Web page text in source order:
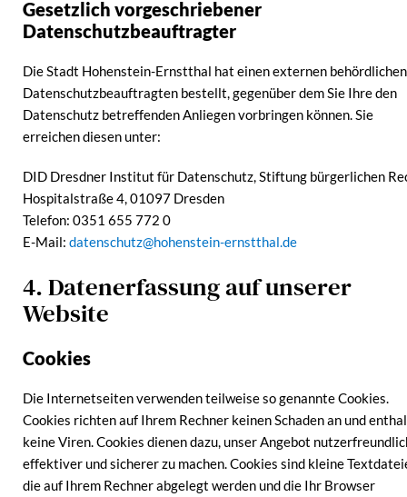
Gesetzlich vorgeschriebener
Datenschutzbeauftragter
Die Stadt Hohenstein-Ernstthal hat einen externen behördlichen
Datenschutzbeauftragten bestellt, gegenüber dem Sie Ihre den
Datenschutz betreffenden Anliegen vorbringen können. Sie
erreichen diesen unter:
DID Dresdner Institut für Datenschutz, Stiftung bürgerlichen
Hospitalstraße 4, 01097 Dresden
Telefon: 0351 655 772 0
E-Mail: datenschutz@hohenstein-ernstthal.de
4. Datenerfassung auf unserer
Website
Cookies
Die Internetseiten verwenden teilweise so genannte Cookies.
Cookies richten auf Ihrem Rechner keinen Schaden an und
keine Viren. Cookies dienen dazu, unser Angebot
effektiver und sicherer zu machen. Cookies sind kleine
die auf Ihrem Rechner abgelegt werden und die Ihr Browser